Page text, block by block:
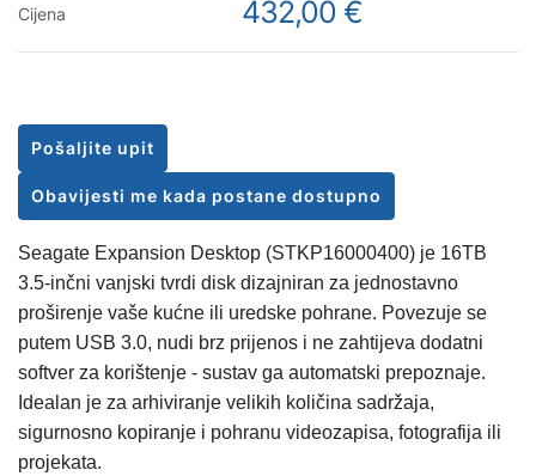
Seagate Expansion Desktop (STKP16000400) je 16TB
3.5-inčni vanjski tvrdi disk dizajniran za jednostavno
proširenje vaše kućne ili uredske pohrane. Povezuje se
putem USB 3.0, nudi brz prijenos i ne zahtijeva dodatni
softver za korištenje - sustav ga automatski prepoznaje.
Idealan je za arhiviranje velikih količina sadržaja,
sigurnosno kopiranje i pohranu videozapisa, fotografija ili
projekata.
Cijena 432,00 €
Pošaljite upit
Obavijesti me kada postane dostupno